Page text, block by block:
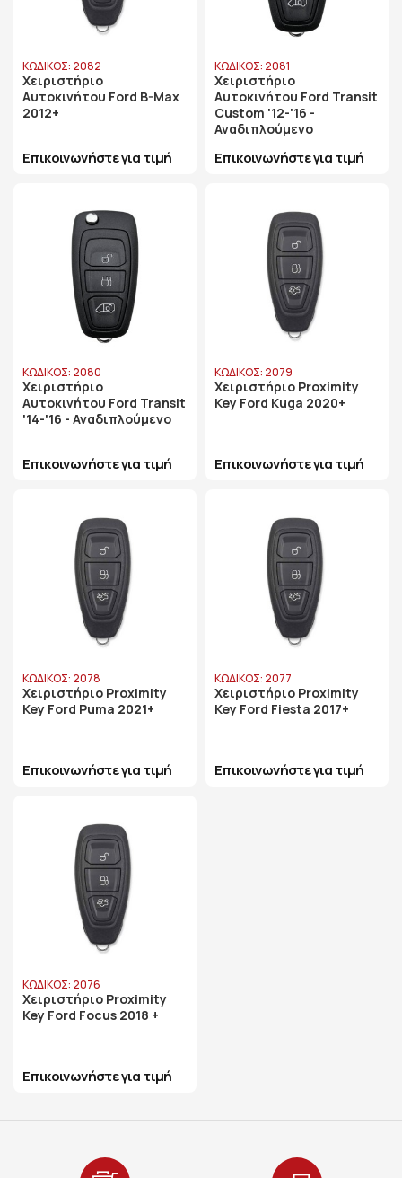
ΚΩΔΙΚΟΣ: 2082
Χειριστήριο
Αυτοκινήτου Ford B-Max
2012+
Επικοινωνήστε για τιμή
ΚΩΔΙΚΟΣ: 2081
Χειριστήριο
Αυτοκινήτου Ford Transit
Custom '12-'16 -
Αναδιπλούμενο
Επικοινωνήστε για τιμή
ΚΩΔΙΚΟΣ: 2080
Χειριστήριο
Αυτοκινήτου Ford Transit
'14-'16 - Αναδιπλούμενο
Επικοινωνήστε για τιμή
ΚΩΔΙΚΟΣ: 2079
Χειριστήριο Proximity
Key Ford Kuga 2020+
Επικοινωνήστε για τιμή
ΚΩΔΙΚΟΣ: 2078
Χειριστήριο Proximity
Key Ford Puma 2021+
Επικοινωνήστε για τιμή
ΚΩΔΙΚΟΣ: 2077
Χειριστήριο Proximity
Key Ford Fiesta 2017+
Επικοινωνήστε για τιμή
ΚΩΔΙΚΟΣ: 2076
Χειριστήριο Proximity
Key Ford Focus 2018 +
Επικοινωνήστε για τιμή